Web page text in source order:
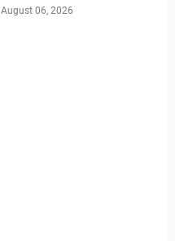
August 06, 2026